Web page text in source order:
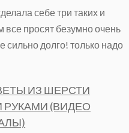
себе три таких и
все просят безумно очень
сильно долго! только надо
ИЗ ШЕРСТИ
(ВИДЕО